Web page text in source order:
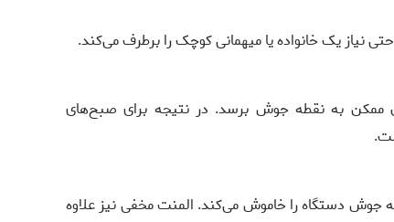
ممکن به نقطه جوش برسد. در نتیجه برای صبح‌های
دستگاه را خاموش می‌کند. المنت مخفی نیز علاوه